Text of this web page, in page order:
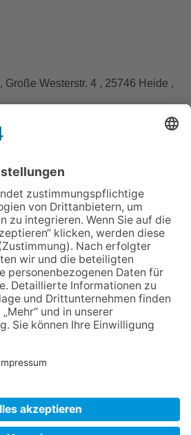
Große Westerstr. 4 , 25746 Heide ,